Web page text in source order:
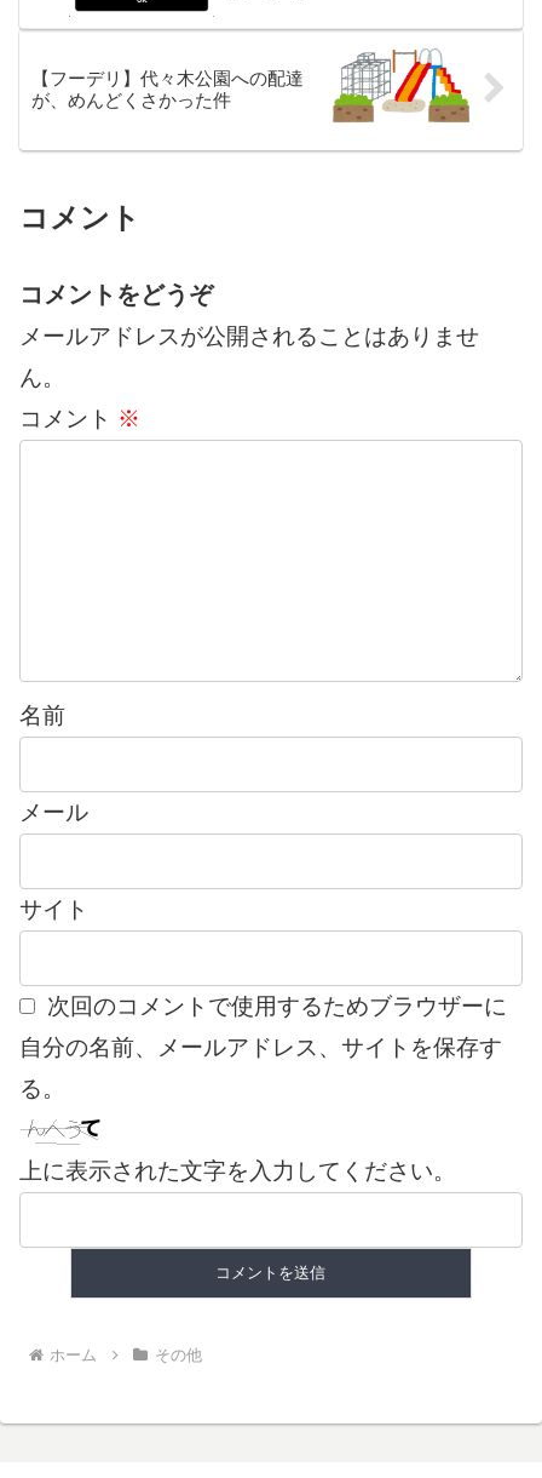
【フーデリ】代々木公園への配達
が、めんどくさかった件
コメント
コメントをどうぞ
メールアドレスが公開されることはありませ
ん。
コメント ※
名前
メール
サイト
次回のコメントで使用するためブラウザーに
自分の名前、メールアドレス、サイトを保存す
る。
上に表示された文字を入力してください。
ホーム その他